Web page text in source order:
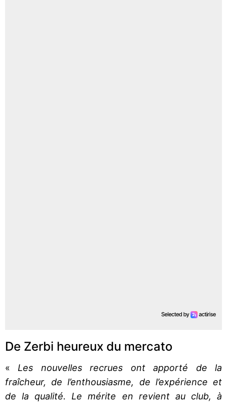
De Zerbi heureux du mercato
« Les nouvelles recrues ont apporté de la
fraîcheur, de l’enthousiasme, de l’expérience et
de la qualité. Le mérite en revient au club, à